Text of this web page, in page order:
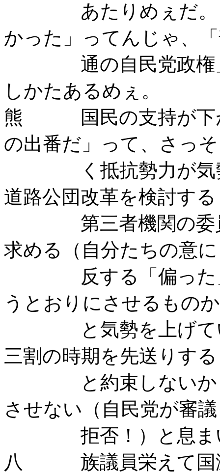
あたりめぇだ。「
かった」ってんじゃ、
通の自民党政権」
しかたあるめぇ。
熊 国民の支持が下が
の出番だ」って、さっそ
く抵抗勢力が気勢
道路公団改革を検討する
第三者機関の委員
求める（自分たちの意に
反する「偏った」
うとおりにさせるもの
と気勢を上げてい
三割の時期を先送りする
と約束しないかぎ
させない（自民党が審議
拒否！）と息まい
八 族議員栄えて国滅